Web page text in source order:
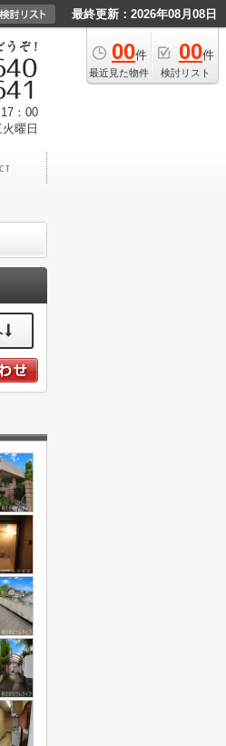
最終更新：2026年08月08日
00件
最近見た物件
00件
検討リスト
：00
曜日